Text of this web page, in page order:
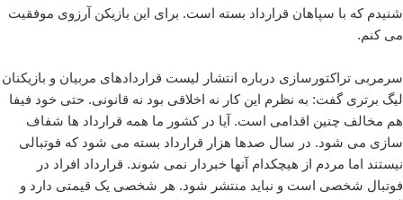
شنیدم که با سپاهان قرارداد بسته است. برای این بازیکن آرزوی موفقیت
می کنم.
سرمربی تراکتورسازی درباره انتشار لیست قراردادهای مربیان و بازیکنان
لیگ برتری گفت: به نظرم این کار نه اخلاقی بود نه قانونی. حتی خود فیفا
هم مخالف چنین اقدامی است. آیا در کشور ما همه قرارداد ها شفاف
سازی می شود. در سال صدها هزار قرارداد بسته می شود که فوتبالی
نیستند اما مردم از هیچکدام آنها خبردار نمی شوند. قرارداد افراد در
فوتبال شخصی است و نباید منتشر شود. هر شخصی یک قیمتی دارد و